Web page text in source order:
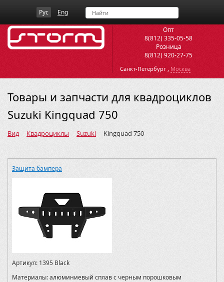
Рус Eng
Опт
8(812) 335-05-58
Розница
8(812) 920-27-75
Санкт-Петербург , Москва
Товары и запчасти для квадроциклов
Suzuki Kingquad 750
Вид Квадроциклы Suzuki Kingquad 750
Защита бампера
Артикул: 1395 Black
Материалы:алюминиевый сплав с черным порошковым